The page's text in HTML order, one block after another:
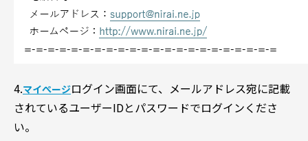
4.マイぺージログイン画面にて、メールアドレス宛に記載
されているユーザーIDとパスワードでログインくださ
い。